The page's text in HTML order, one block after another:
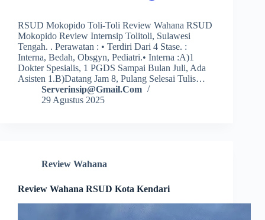
RSUD Mokopido Toli-Toli Review Wahana RSUD
Mokopido Review Internsip Tolitoli, Sulawesi
Tengah. . Perawatan : • Terdiri Dari 4 Stase. :
Interna, Bedah, Obsgyn, Pediatri.• Interna :a)1
Dokter Spesialis, 1 PGDS Sampai Bulan Juli, Ada
Asisten 1.b)Datang Jam 8, Pulang Selesai Tulis…
Serverinsip@gmail.com
29 Agustus 2025
Review Wahana
Review Wahana RSUD Kota Kendari